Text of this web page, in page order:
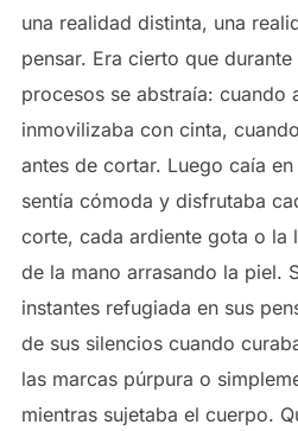
una realidad distinta, una
pensar. Era cierto que
procesos se abstraía: cuando
inmovilizaba con cinta,
antes de cortar. Luego caía
sentía cómoda y disfrutaba
corte, cada ardiente gota o la
de la mano arrasando la piel.
instantes refugiada en sus
de sus silencios cuando
las marcas púrpura o
mientras sujetaba el cuerpo.